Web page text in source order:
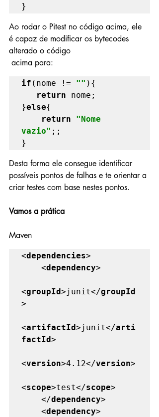
}
Ao rodar o Pitest no código acima, ele
é capaz de modificar os bytecodes
alterado o código
acima para:
if (nome != "" ){
return nome;
}else{
return "Nome
vazio" ;;
}
Desta forma ele consegue identificar
possíveis pontos de falhas e te orientar a
criar testes com base nestes pontos.
Vamos a prática
Maven
<dependencies>
    <
dependency>
<groupId>junit</groupId
>
<artifactId>junit</arti
factId>
<version>4.12</version>
<scope>test</scope>
    </
dependency>
    <
dependency>